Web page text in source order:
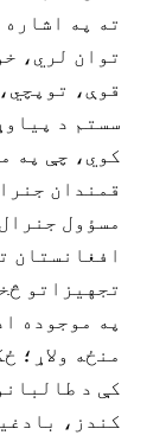
ته په
توان لري،
قوې،
سستم د
کوي، چې په
قمندان
مسؤول
افغانستان
تجهيزاتو
په موجوده
منځه ولاړ؛
کې د
کندز،